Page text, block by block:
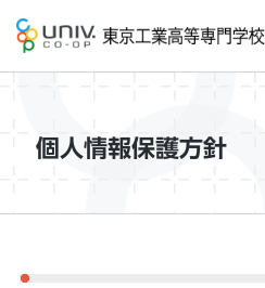
個人情報保護方針